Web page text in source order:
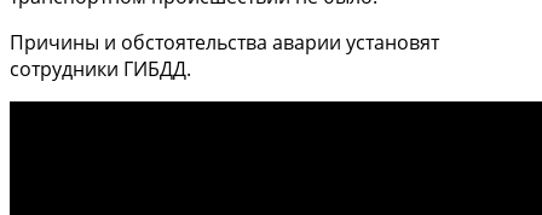
Причины и обстоятельства аварии установят
сотрудники ГИБДД.